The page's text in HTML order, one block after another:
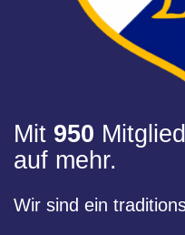
Mit 950
auf mehr.
Wir sind ein